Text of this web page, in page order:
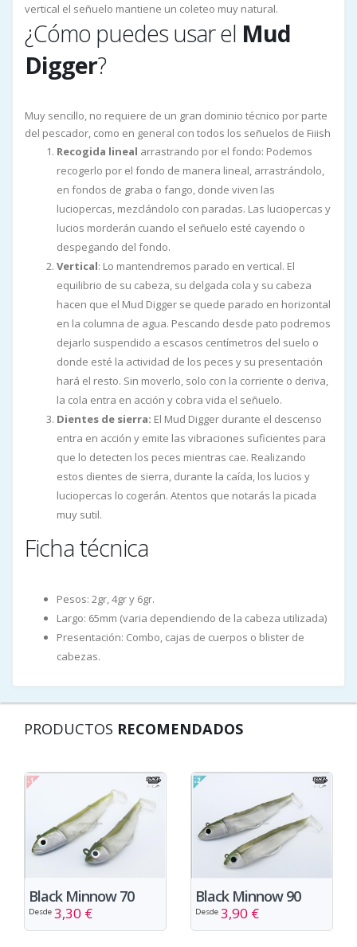
vertical el señuelo mantiene un coleteo muy natural.
¿Cómo puedes usar el Mud
Digger?
Muy sencillo, no requiere de un gran dominio técnico por parte
del pescador, como en general con todos los señuelos de Fiiish
Recogida lineal arrastrando por el fondo: Podemos
recogerlo por el fondo de manera lineal, arrastrándolo,
en fondos de graba o fango, donde viven las
luciopercas, mezclándolo con paradas. Las luciopercas y
lucios morderán cuando el señuelo esté cayendo o
despegando del fondo.
Vertical: Lo mantendremos parado en vertical. El
equilibrio de su cabeza, su delgada cola y su cabeza
hacen que el Mud Digger se quede parado en horizontal
en la columna de agua. Pescando desde pato podremos
dejarlo suspendido a escasos centímetros del suelo o
donde esté la actividad de los peces y su presentación
hará el resto. Sin moverlo, solo con la corriente o deriva,
la cola entra en acción y cobra vida el señuelo.
Dientes de sierra: El Mud Digger durante el descenso
entra en acción y emite las vibraciones suficientes para
que lo detecten los peces mientras cae. Realizando
estos dientes de sierra, durante la caída, los lucios y
luciopercas lo cogerán. Atentos que notarás la picada
muy sutil.
Ficha técnica
Pesos: 2gr, 4gr y 6gr.
Largo: 65mm (varia dependiendo de la cabeza utilizada)
Presentación: Combo, cajas de cuerpos o blister de
cabezas.
PRODUCTOS RECOMENDADOS
Black Minnow 70
Desde 3,30 €
Black Minnow 90
Desde 3,90 €